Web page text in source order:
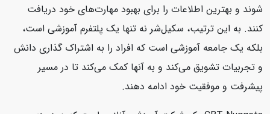
شوند و بهترین اطلاعات را برای بهبود مهارت‌های خود دریافت
کنند. به این ترتیب، سکیل‌شر نه تنها یک پلتفرم آموزشی است،
بلکه یک جامعه آموزشی است که افراد را به اشتراک گذاری دانش
و تجربیات تشویق می‌کند و به آنها کمک می‌کند تا در مسیر
پیشرفت و موفقیت خود ادامه دهند.